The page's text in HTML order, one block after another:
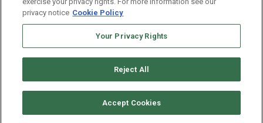
Advertise with us
Newsletters
privacy notice Cookie Policy
Your Privacy Rights
Reject All
Accept Cookies